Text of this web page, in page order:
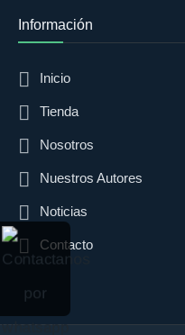
Información
Inicio
Tienda
Nosotros
Nuestros Autores
Noticias
Contacto